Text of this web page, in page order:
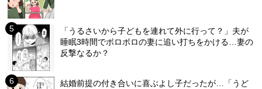
「うるさいから子どもを連れて外に行って？」夫が
睡眠3時間でボロボロの妻に追い打ちをかける…妻の
反撃なるか？
結婚前提の付き合いに喜ぶよし子だったが…「うど